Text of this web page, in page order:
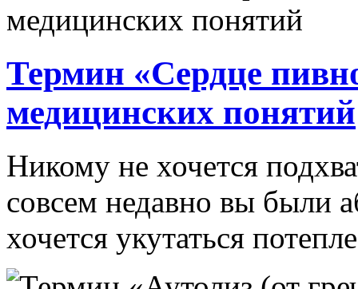
Термин «Cердце
медицинских понятий
Никому не хочется
совсем недавно вы были
хочется укутаться